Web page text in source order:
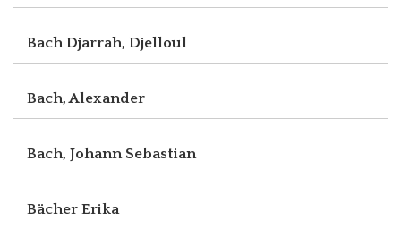
Bach Djarrah, Djelloul
Bach, Alexander
Bach, Johann Sebastian
Bächer Erika